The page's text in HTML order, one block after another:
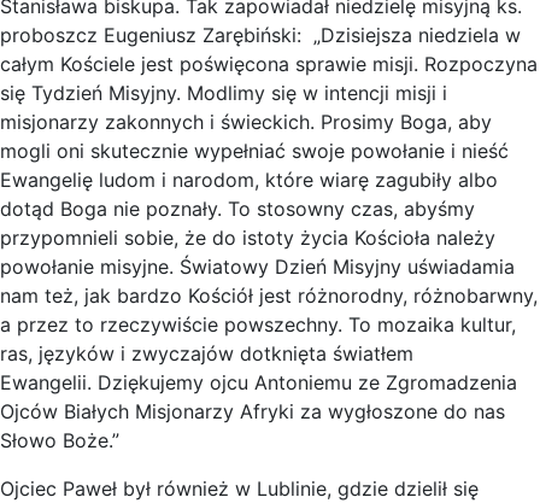
Stanisława biskupa. Tak zapowiadał niedzielę misyjną ks.
proboszcz Eugeniusz Zarębiński: „Dzisiejsza niedziela w
całym Kościele jest poświęcona sprawie misji. Rozpoczyna
się Tydzień Misyjny. Modlimy się w intencji misji i
misjonarzy zakonnych i świeckich. Prosimy Boga, aby
mogli oni skutecznie wypełniać swoje powołanie i nieść
Ewangelię ludom i narodom, które wiarę zagubiły albo
dotąd Boga nie poznały. To stosowny czas, abyśmy
przypomnieli sobie, że do istoty życia Kościoła należy
powołanie misyjne. Światowy Dzień Misyjny uświadamia
nam też, jak bardzo Kościół jest różnorodny, różnobarwny,
a przez to rzeczywiście powszechny. To mozaika kultur,
ras, języków i zwyczajów dotknięta światłem
Ewangelii. Dziękujemy ojcu Antoniemu ze Zgromadzenia
Ojców Białych Misjonarzy Afryki za wygłoszone do nas
Słowo Boże.”
Ojciec Paweł był również w Lublinie, gdzie dzielił się